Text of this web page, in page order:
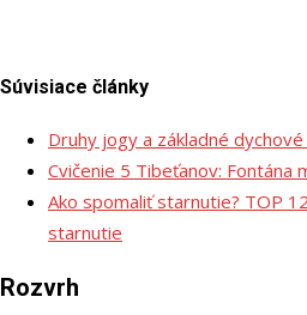
Súvisiace články
Druhy jogy a základné dychové
Cvičenie 5 Tibeťanov: Fontána
Ako spomaliť starnutie? TOP
starnutie
Rozvrh